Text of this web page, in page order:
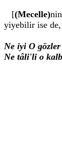
[(Mecelle)
yiyebilir ise de,
Ne iyi O gözler
Ne tâli'li o